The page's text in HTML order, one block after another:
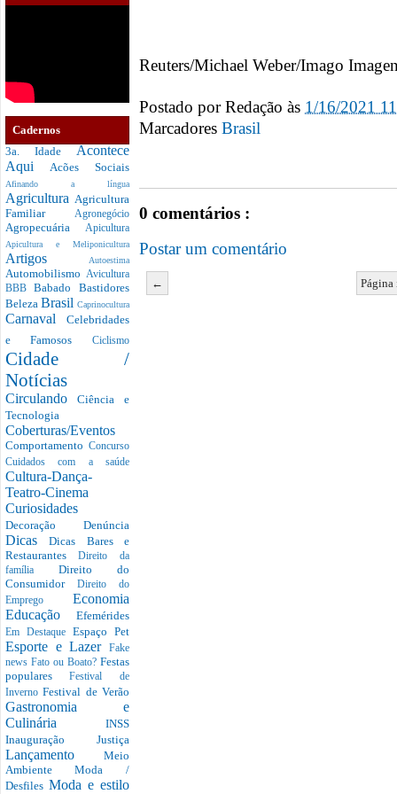
Cadernos
3a. Idade Acontece
Aqui Acões Sociais
Afinando a língua
Agricultura Agricultura
Familiar Agronegócio
Agropecuária Apicultura
Apicultura e Meliponicultura
Artigos Autoestima
Automobilismo Avicultura
BBBBabado Bastidores
Beleza Brasil Caprinocultura
Carnaval Celebridades
e Famosos Ciclismo
Cidade /
Notícias
CirculandoCiência e
Tecnologia
Coberturas/Eventos
Comportamento Concurso
Cuidados com a saúde
Cultura-Dança-
Teatro-Cinema
Curiosidades
Decoração Denúncia
DicasDicas Bares e
RestaurantesDireito da
família Direito do
Consumidor Direito do
Emprego Economia
Educação Efemérides
Em Destaque Espaço Pet
Esporte e Lazer
Fake
news Fato ou Boato? Festas
popularesFestival de
InvernoFestival de Verão
Gastronomia e
Culinária INSS
Inauguração Justiça
Lançamento Meio
AmbienteModa /
Desfiles Moda e estilo
Reuters/Michael Weber/Imago
Postado porRedação às 1/16/2021
Marcadores Brasil
0 comentários :
Postar um comentário
←